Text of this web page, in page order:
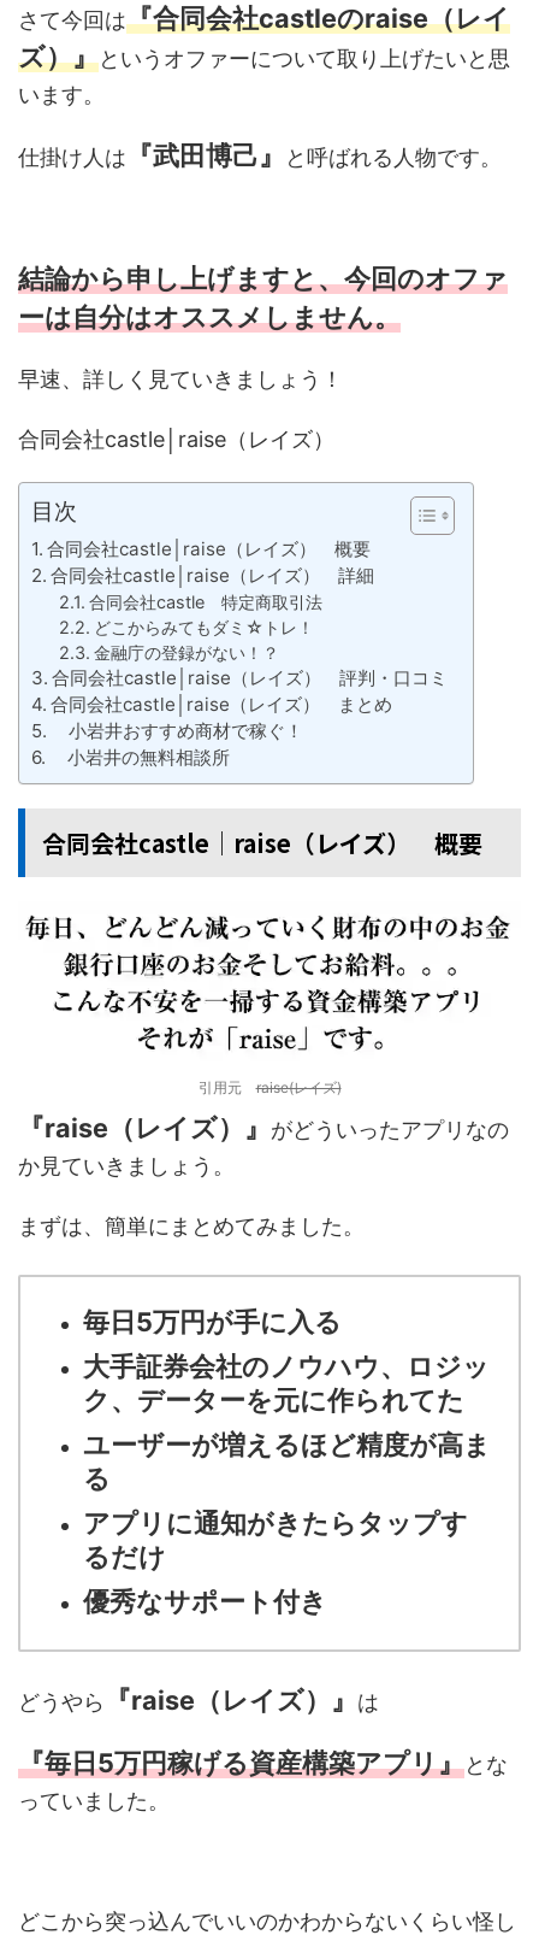
さて今回は『合同会社castleのraise（レイ
ズ）』というオファーについて取り上げたいと思
います。
仕掛け人は 『武田博己』 と呼ばれる人物です。
結論から申し上げますと、今回のオファ
ーは自分はオススメしません。
早速、詳しく見ていきましょう！
合同会社castle│raise（レイズ）
目次
合同会社castle│raise（レイズ） 概要
合同会社castle│raise（レイズ） 詳細
合同会社castle 特定商取引法
どこからみてもダミ☆トレ！
金融庁の登録がない！？
合同会社castle│raise（レイズ） 評判・口コミ
合同会社castle│raise（レイズ） まとめ
小岩井おすすめ商材で稼ぐ！
小岩井の無料相談所
合同会社castle│raise（レイズ） 概要
引用元raise(レイズ)
『raise（レイズ）』
がどういったアプリなの
か見ていきましょう。
まずは、簡単にまとめてみました。
毎日5万円が手に入る
大手証券会社のノウハウ、ロジッ
ク、データーを元に作られてた
ユーザーが増えるほど精度が高ま
る
アプリに通知がきたらタップす
るだけ
優秀なサポート付き
どうやら 『raise（レイズ）』 は
『毎日5万円稼げる資産構築アプリ』とな
っていました。
どこから突っ込んでいいのかわからないくらい怪し